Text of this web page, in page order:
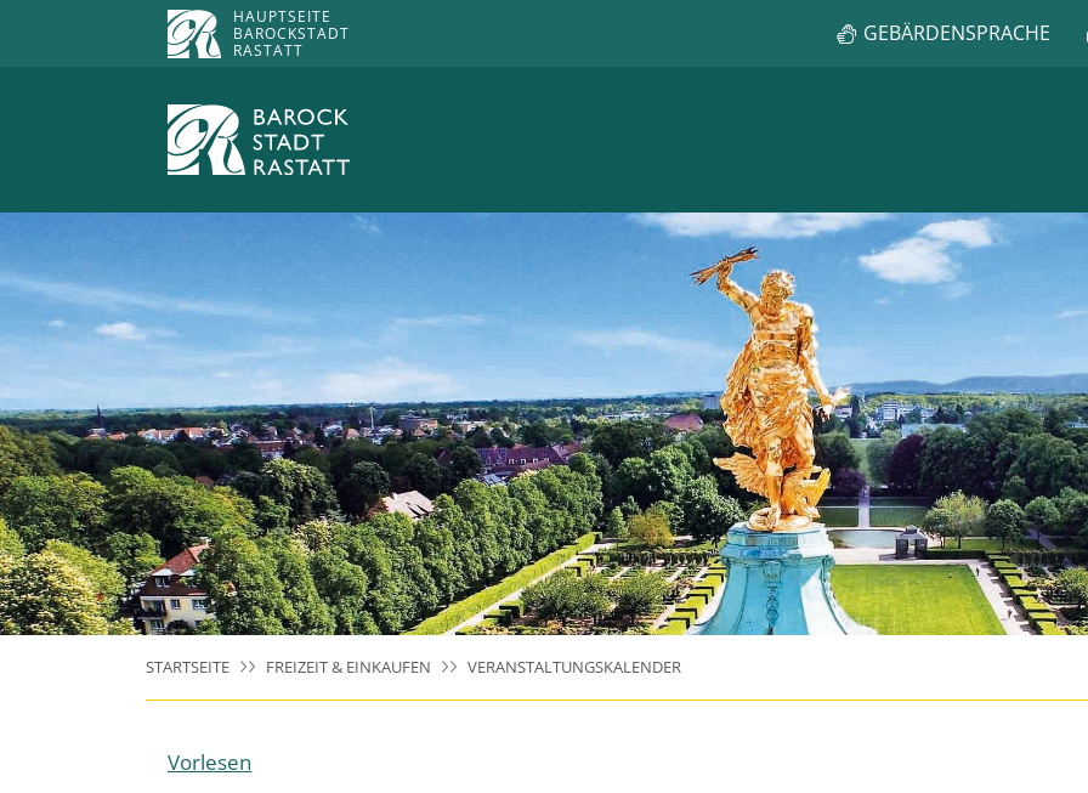
HAUPTSEITE
BAROCKSTADT
RASTATT
GEBÄRDENSPRACHE
STARTSEITE FREIZEIT & EINKAUFEN VERANSTALTUNGSKALENDER
Vorlesen